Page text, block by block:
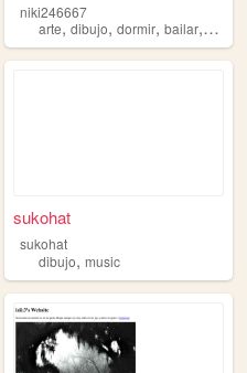
fotografia
niki246667
arte,dibujo,dormir,bailar,
lgbtq
sukohat
sukohat
dibujo,music